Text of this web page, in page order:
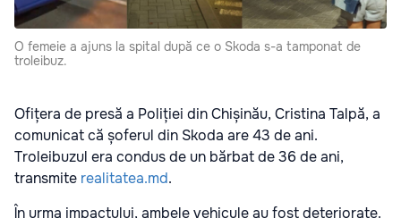
O femeie a ajuns la spital după ce o Skoda s-a tamponat de
troleibuz.
Ofițera de presă a Poliției din Chișinău, Cristina Talpă, a
comunicat că șoferul din Skoda are 43 de ani.
Troleibuzul era condus de un bărbat de 36 de ani,
transmite realitatea.md.
În urma impactului, ambele vehicule au fost deteriorate.